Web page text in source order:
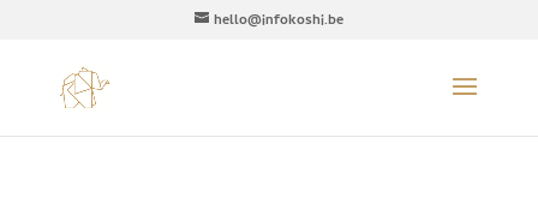
hello@infokoshi.be